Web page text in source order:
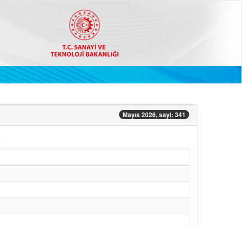
Mayıs 2026, sayi: 341